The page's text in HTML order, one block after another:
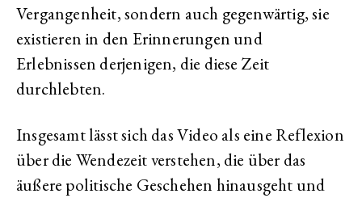
Vergangenheit, sondern auch gegenwärtig, sie
existieren in den Erinnerungen und
Erlebnissen derjenigen, die diese Zeit
durchlebten.
Insgesamt lässt sich das Video als eine Reflexion
über die Wendezeit verstehen, die über das
äußere politische Geschehen hinausgeht und